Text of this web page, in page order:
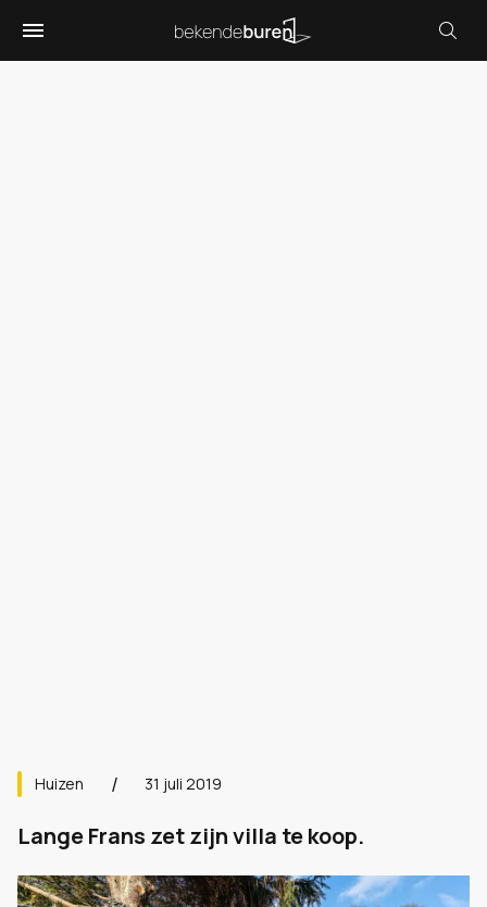
Huizen 31 juli 2019
Lange Frans zet zijn villa te koop.